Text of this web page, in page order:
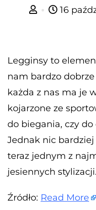
16
Legginsy to
nam bardzo
każda z nas ma je
kojarzone ze
do biegania, czy
Jednak nic
teraz jednym z
jesiennych
Źródło: Read More